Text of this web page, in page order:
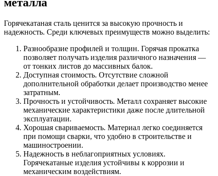
Горячекатаная сталь ценится за высокую прочность и
надежность. Среди ключевых преимуществ можно выделить:
Разнообразие профилей и толщин. Горячая прокатка
позволяет получать изделия различного назначения —
от тонких листов до массивных балок.
Доступная стоимость. Отсутствие сложной
дополнительной обработки делает производство менее
затратным.
Прочность и устойчивость. Металл сохраняет высокие
механические характеристики даже после длительной
эксплуатации.
Хорошая свариваемость. Материал легко соединяется
при помощи сварки, что удобно в строительстве и
машиностроении.
Надежность в неблагоприятных условиях.
Горячекатаные изделия устойчивы к коррозии и
механическим воздействиям.